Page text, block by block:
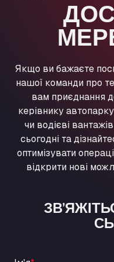
Washway Road,
Anpol Sp. z o.o.
Ul. Torunska 147,
Marie-Curie-Straße
Aral Autohof
An der Autobahn 1,
ARAL Autohof
Oppelner Str. 1, 31167
ARAL Autohof
Nellinger Str.
ARAL Tankstelle
Якщо ви бажаєте
нашої команди про
вам приєднання
керівнику
чи водієві
сьогодні та
оптимізувати
відкрити нові